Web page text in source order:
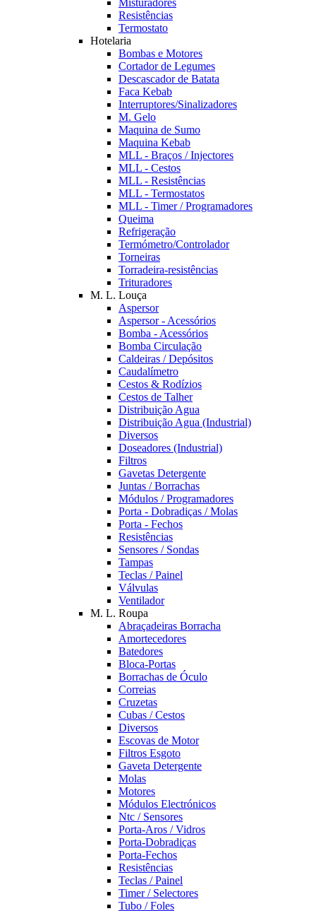
Misturadores
Resistências
Termostato
Hotelaria
Bombas e Motores
Cortador de Legumes
Descascador de Batata
Faca Kebab
Interruptores/Sinalizadores
M. Gelo
Maquina de Sumo
Maquina Kebab
MLL - Braços / Injectores
MLL - Cestos
MLL - Resistências
MLL - Termostatos
MLL - Timer / Programadores
Queima
Refrigeração
Termómetro/Controlador
Torneiras
Torradeira-resistências
Trituradores
M. L. Louça
Aspersor
Aspersor - Acessórios
Bomba - Acessórios
Bomba Circulação
Caldeiras / Depósitos
Caudalímetro
Cestos & Rodízios
Cestos de Talher
Distribuição Agua
Distribuição Agua (Industrial)
Diversos
Doseadores (Industrial)
Filtros
Gavetas Detergente
Juntas / Borrachas
Módulos / Programadores
Porta - Dobradiças / Molas
Porta - Fechos
Resistências
Sensores / Sondas
Tampas
Teclas / Painel
Válvulas
Ventilador
M. L. Roupa
Abraçadeiras Borracha
Amortecedores
Batedores
Bloca-Portas
Borrachas de Óculo
Correias
Cruzetas
Cubas / Cestos
Diversos
Escovas de Motor
Filtros Esgoto
Gaveta Detergente
Molas
Motores
Módulos Electrónicos
Ntc / Sensores
Porta-Aros / Vidros
Porta-Dobradiças
Porta-Fechos
Resistências
Teclas / Painel
Timer / Selectores
Tubo / Foles